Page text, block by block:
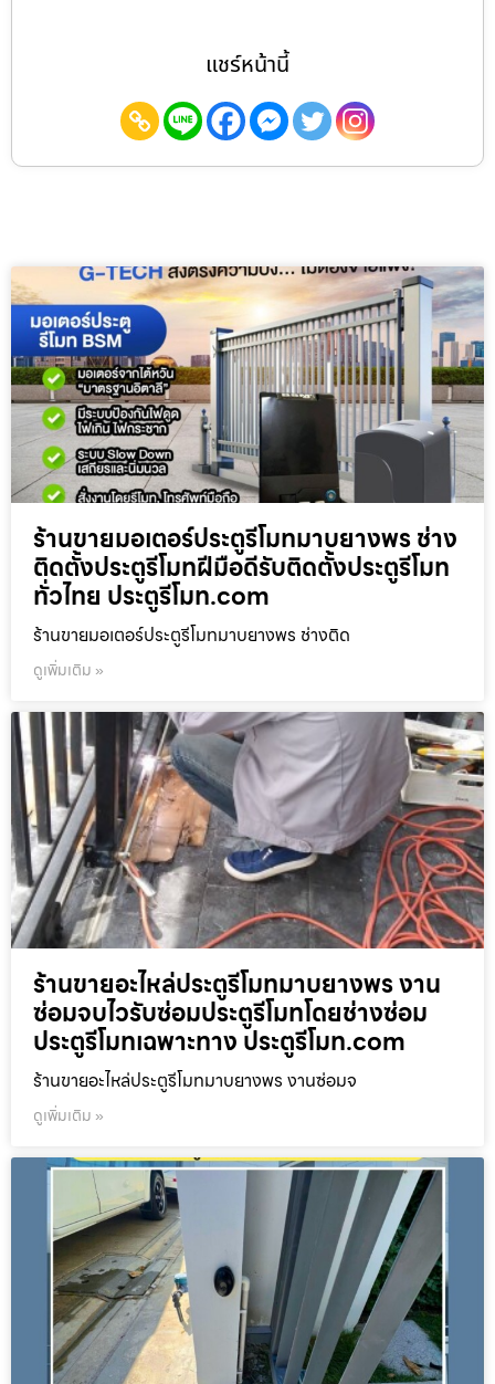
แชร์หน้านี้
ร้านขายมอเตอร์ประตูรีโมทมาบยางพร ช่าง
ติดตั้งประตูรีโมทฝีมือดีรับติดตั้งประตูรีโมท
ทั่วไทย ประตูรีโมท.com
ร้านขายมอเตอร์ประตูรีโมทมาบยางพร ช่างติด
ดูเพิ่มเติม »
ร้านขายอะไหล่ประตูรีโมทมาบยางพร งาน
ซ่อมจบไวรับซ่อมประตูรีโมทโดยช่างซ่อม
ประตูรีโมทเฉพาะทาง ประตูรีโมท.com
ร้านขายอะไหล่ประตูรีโมทมาบยางพร งานซ่อมจ
ดูเพิ่มเติม »